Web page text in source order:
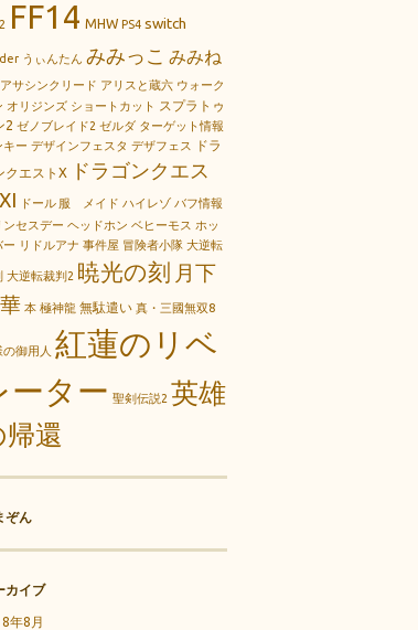
FF14 MHW PS4 switch
うぃんたん みみっこ みみね
アサシンクリード アリスと蔵六 ウォーク
オリジンズ ショートカット スプラトゥ
2 ゼノブレイド2 ゼルダ ターゲット情報
キー デザインフェスタ デザフェス
ドラ
クエストX
ドラゴンクエス
ドール 服 メイド ハイレゾ バフ情報
ンセスデー ヘッドホン ベヒーモス ホッ
ー リドルアナ 事件屋 冒険者小隊 大逆転
大逆転裁判2 暁光の刻 月下
本 極神龍 無駄遣い 真・三國無双8
の御用人 紅蓮のリベ
ーター 聖剣伝説2 英雄
帰還
ぞん
カイブ
年8月